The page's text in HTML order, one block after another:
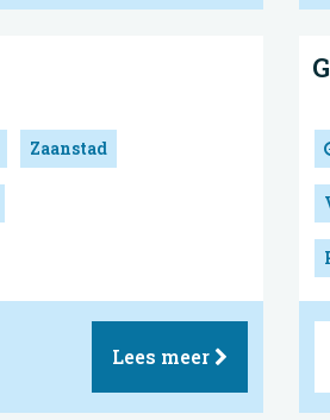
Zaanstad
Lees meer